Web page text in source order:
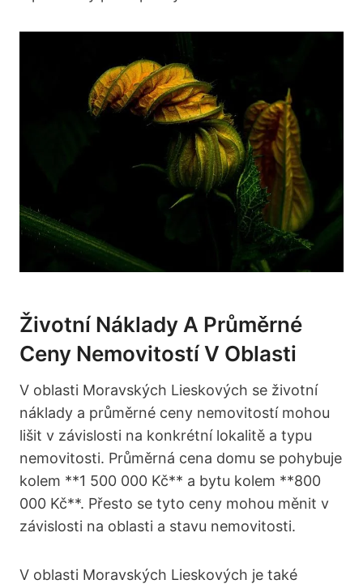
Životní Náklady A Průměrné
Ceny Nemovitostí V Oblasti
V oblasti Moravských Lieskových se životní
náklady a průměrné ceny nemovitostí mohou
lišit v závislosti na konkrétní lokalitě a typu
nemovitosti. Průměrná cena domu se pohybuje
kolem **1 500 000 Kč** a bytu kolem **800
000 Kč**. Přesto se tyto ceny mohou měnit v
závislosti na oblasti a stavu nemovitosti.
V oblasti Moravských Lieskových je také